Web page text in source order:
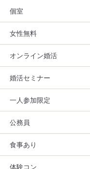
個室
女性無料
オンライン婚活
婚活セミナー
一人参加限定
公務員
食事あり
体験コン